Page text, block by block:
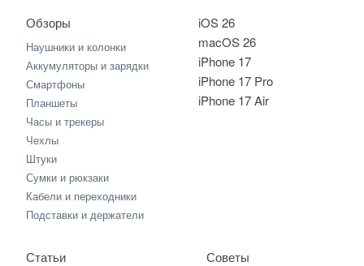
iOS 26
macOS 26
iPhone 17
iPhone 17 Pro
iPhone 17 Air
Обзоры
Наушники и колонки
Аккумуляторы и зарядки
Смартфоны
Планшеты
Часы и трекеры
Чехлы
Штуки
Сумки и рюкзаки
Кабели и переходники
Подставки и держатели
Статьи
Советы